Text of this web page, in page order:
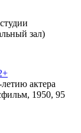
зал)
актера
1950, 95